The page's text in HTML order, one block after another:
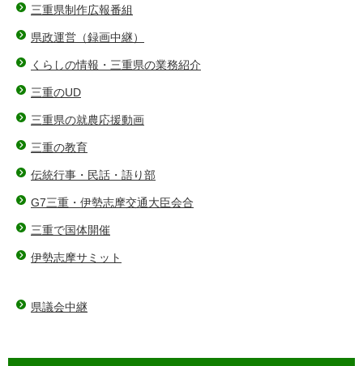
三重県制作広報番組
県政運営（録画中継）
くらしの情報・三重県の業務紹介
三重のUD
三重県の就農応援動画
三重の教育
伝統行事・民話・語り部
G7三重・伊勢志摩交通大臣会合
三重で国体開催
伊勢志摩サミット
県議会中継